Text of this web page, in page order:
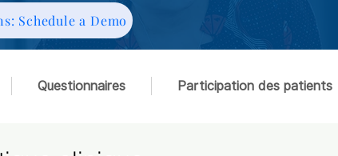
Schedule a Demo
Questionnaires Participation des patients